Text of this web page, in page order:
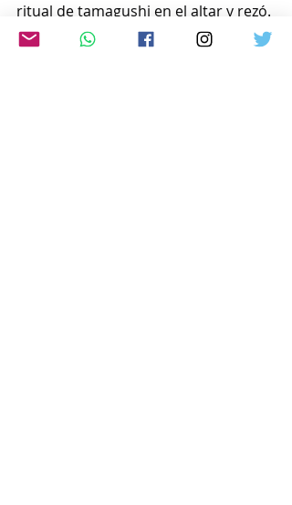
ritual de tamagushi en el altar y rezó.